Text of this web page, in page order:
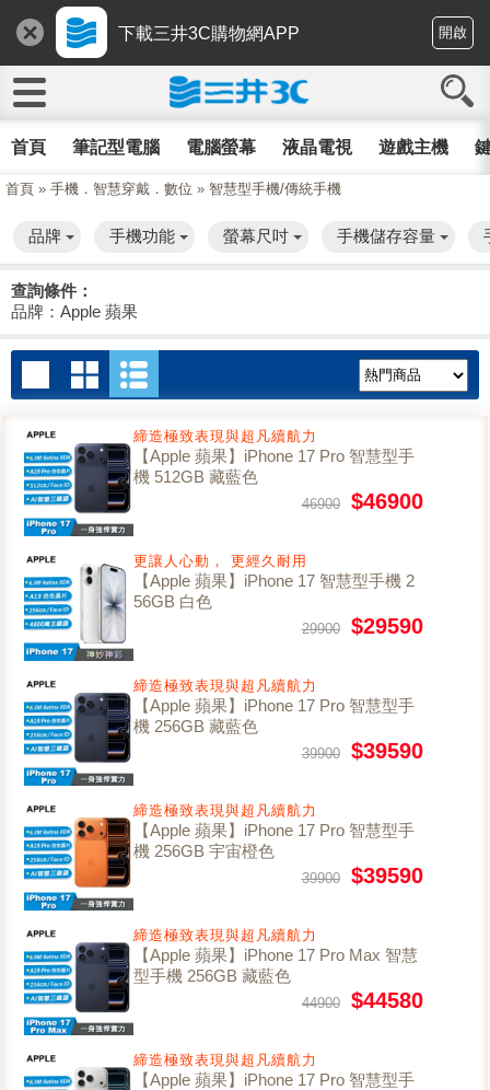
下載三井3C購物網APP 開啟
首頁 筆記型電腦 電腦螢幕 液晶電視 遊戲主機
首頁 » 手機．智慧穿戴．數位 » 智慧型手機/傳統手機
品牌 手機功能 螢幕尺吋 手機儲存容量
查詢條件：
品牌：Apple 蘋果
締造極致表現與超凡續航力
【Apple 蘋果】iPhone 17 Pro 智慧型手
機 512GB 藏藍色
46900 $46900
更讓人心動， 更經久耐用
【Apple 蘋果】iPhone 17 智慧型手機 2
56GB 白色
29900 $29590
締造極致表現與超凡續航力
【Apple 蘋果】iPhone 17 Pro 智慧型手
機 256GB 藏藍色
39900 $39590
締造極致表現與超凡續航力
【Apple 蘋果】iPhone 17 Pro 智慧型手
機 256GB 宇宙橙色
39900 $39590
締造極致表現與超凡續航力
【Apple 蘋果】iPhone 17 Pro Max 智慧
型手機 256GB 藏藍色
44900 $44580
締造極致表現與超凡續航力
【Apple 蘋果】iPhone 17 Pro 智慧型手